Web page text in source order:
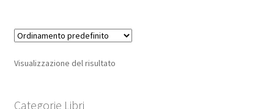
Visualizzazione del risultato
Categorie Libri